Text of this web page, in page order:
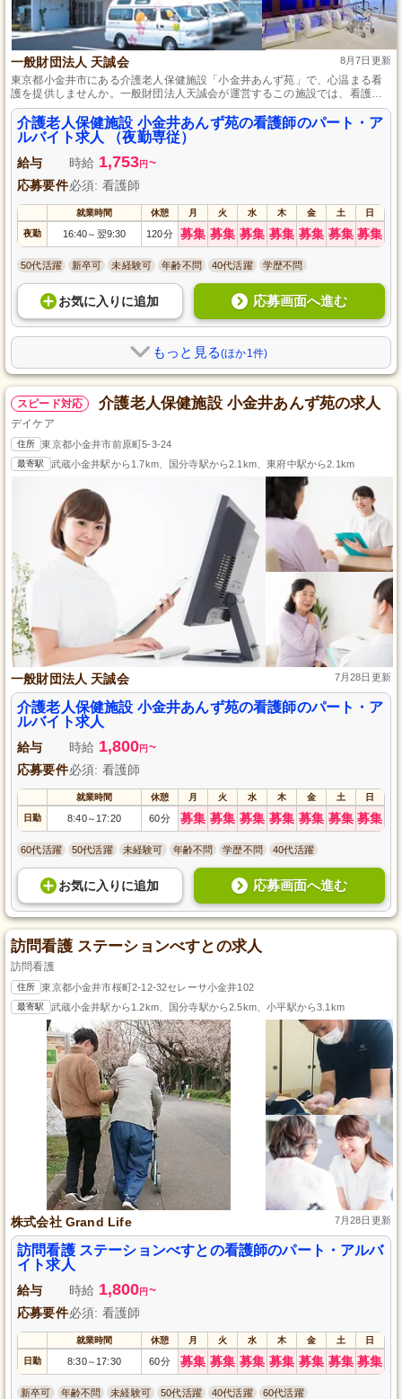
一般財団法人 天誠会 8月7日更新
東京都小金井市にある介護老人保健施設「小金井あんず苑」で、心温まる看
護を提供しませんか。一般財団法人天誠会が運営するこの施設では、看護師
を募集中。経験がなくても安心、多様な支援体制であなたの成長をサポート
します。パート・アルバイトとして柔軟な勤務が可能で、仕事とプライベー
トの両立も実現。資格を活かして地域に根ざしたケアを提供し、笑顔あふれ
る日々を一緒に作り上げましょう。
介護老人保健施設 小金井あんず苑の看護師のパート・ア
ルバイト求人 （夜勤専従）
給与 時給 1,753円 ~
応募要件必須: 看護師
就業時間 休憩 月 火 水 木 金 土 日
夜勤 16:40～ 翌9:30 120分 募集 募集 募集 募集 募集 募集 募集
50代活躍 新卒可 未経験可 年齢不問 40代活躍 学歴不問
お気に入り に追加 応募画面へ進む
もっと見る(ほか1件)
スピード対応 介護老人保健施設 小金井あんず苑の求人
デイケア
住所 東京都小金井市前原町5-3-24
最寄駅 武蔵小金井駅から1.7km、国分寺駅から2.1km、東府中駅から2.1km
一般財団法人 天誠会 7月28日更新
介護老人保健施設 小金井あんず苑の看護師のパート・ア
ルバイト求人
給与 時給 1,800円 ~
応募要件必須: 看護師
就業時間 休憩 月 火 水 木 金 土 日
日勤 8:40～ 17:20 60分 募集 募集 募集 募集 募集 募集 募集
60代活躍 50代活躍 未経験可 年齢不問 学歴不問 40代活躍
お気に入り に追加 応募画面へ進む
訪問看護 ステーションべすとの求人
訪問看護
住所 東京都小金井市桜町2-12-32セレーサ小金井102
最寄駅 武蔵小金井駅から1.2km、国分寺駅から2.5km、小平駅から3.1km
株式会社 Grand Life 7月28日更新
訪問看護 ステーションべすとの看護師のパート・アルバ
イト求人
給与 時給 1,800円 ~
応募要件必須: 看護師
就業時間 休憩 月 火 水 木 金 土 日
日勤 8:30～ 17:30 60分 募集 募集 募集 募集 募集 募集 募集
新卒可 年齢不問 未経験可 50代活躍 40代活躍 60代活躍